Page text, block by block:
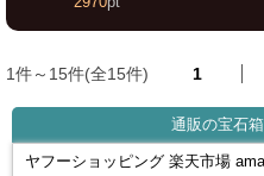
1件～15件(全15件) 1
通販の宝石
ヤフーショッピング 楽天市場